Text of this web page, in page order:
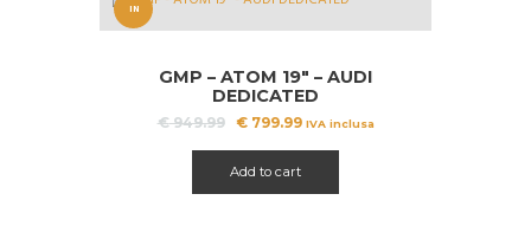
IN
GMP – ATOM 19″ – AUDI
DEDICATED
€949.99
Il
era:
€ 949.99.
€799.99Il
è:
€ 799.99.
IVA inclusa
Add to cart